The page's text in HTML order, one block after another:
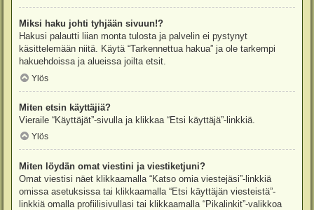
Miksi haku johti tyhjään sivuun!?
Hakusi palautti liian monta tulosta ja palvelin ei pystynyt
käsittelemään niitä. Käytä “Tarkennettua hakua” ja ole tarkempi
hakuehdoissa ja alueissa joilta etsit.
Ylös
Miten etsin käyttäjiä?
Vieraile “Käyttäjät”-sivulla ja klikkaa “Etsi käyttäjä”-linkkiä.
Ylös
Miten löydän omat viestini ja viestiketjuni?
Omat viestisi näet klikkaamalla “Katso omia viestejäsi”-linkkiä
omissa asetuksissa tai klikkaamalla “Etsi käyttäjän viesteistä”-
linkkiä omalla profiilisivullasi tai klikkaamalla “Pikalinkit”-valikkoa